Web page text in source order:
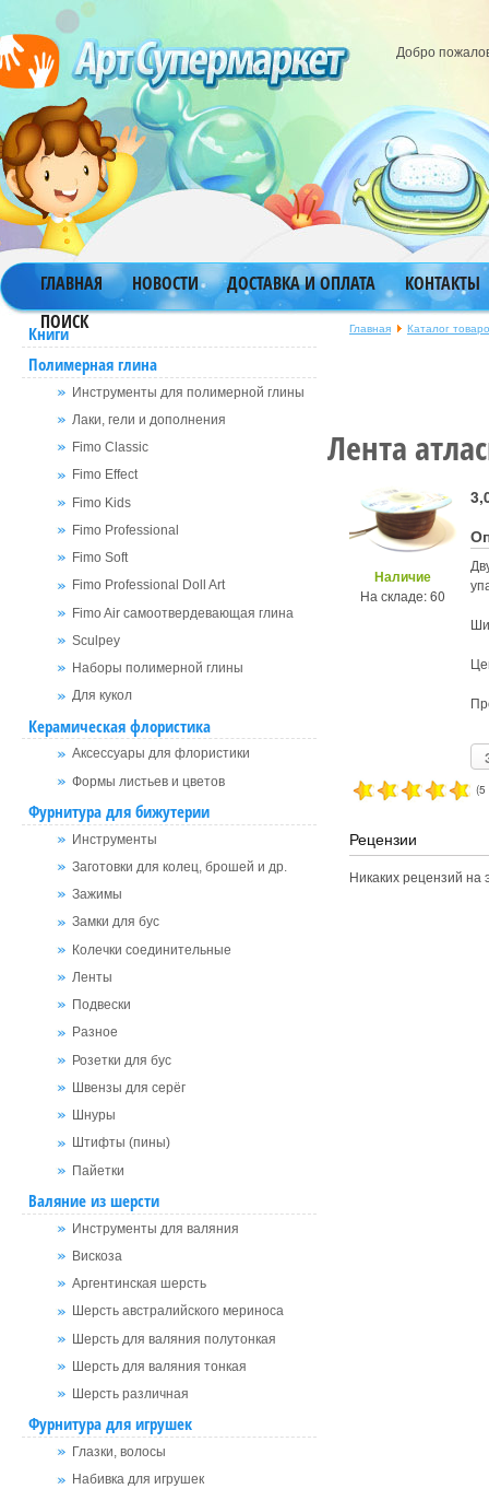
Добро
ГЛАВНАЯ НОВОСТИ ДОСТАВКА И ОПЛАТА
КОНТАКТЫ
ПОИСК
Книги
Полимерная глина
Инструменты для полимерной глины
Лаки, гели и дополнения
Fimo Classic
Fimo Effect
Fimo Kids
Fimo Professional
Fimo Soft
Fimo Professional Doll Art
Fimo Air самоотвердевающая глина
Sculpey
Наборы полимерной глины
Для кукол
Керамическая флористика
Аксессуары для флористики
Формы листьев и цветов
Фурнитура для бижутерии
Инструменты
Заготовки для колец, брошей и др.
Зажимы
Замки для бус
Колечки соединительные
Ленты
Подвески
Разное
Розетки для бус
Швензы для серёг
Шнуры
Штифты (пины)
Пайетки
Валяние из шерсти
Инструменты для валяния
Вискоза
Аргентинская шерсть
Шерсть австралийского мериноса
Шерсть для валяния полутонкая
Шерсть для валяния тонкая
Шерсть различная
Фурнитура для игрушек
Глазки, волосы
Набивка для игрушек
Главная Каталог
Лента
Наличие
На складе: 60
(5
Рецензии
Никаких рецензий на